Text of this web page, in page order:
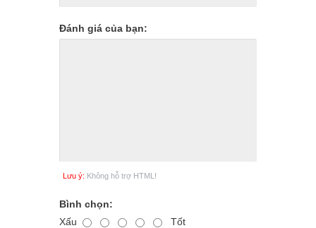
Đánh giá của bạn:
Lưu ý: Không hỗ trợ HTML!
Bình chọn:
Xấu
Tốt